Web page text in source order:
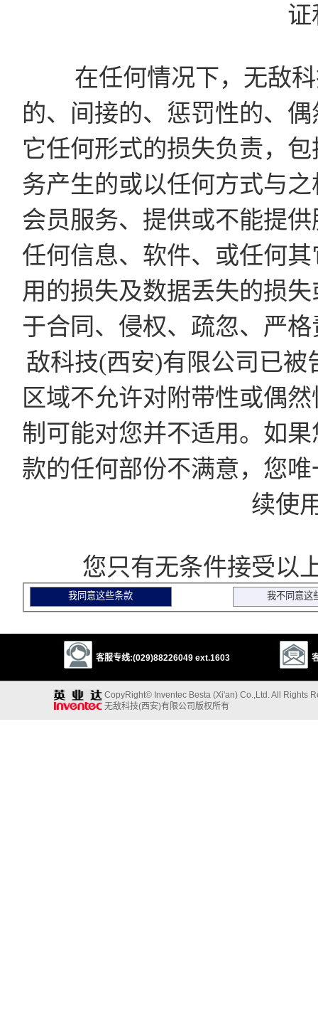
证
在任何情况下，无敌科
的、间接的、惩罚性的、
它任何形式的损失负责，
务产生的或以任何方式与
会员服务、提供或不能提
任何信息、软件、或任何
用的损失及数据丢失的损
于合同、侵权、疏忽、严
敌科技(西安)有限公司已
区域不允许对附带性或偶
制可能对您并不适用。如
款的任何部份不满意，您
续使
您只有无条件接受以上
客服专线:(029)88226049 ext.1603
CopyRight© Inventec Besta (Xi'an) Co.,Ltd. All Rights
无敌科技(西安)有限公司版权所有